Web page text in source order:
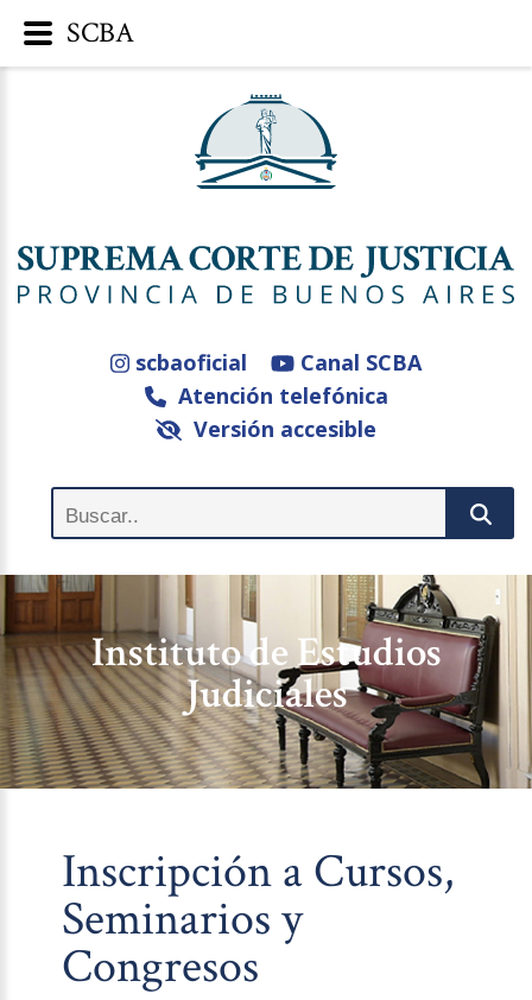
scbaoficial
Canal SCBA
Atención telefónica
Versión accesible
Instituto de Estudios
Judiciales
Inscripción a Cursos,
Seminarios y
Congresos
SCBA